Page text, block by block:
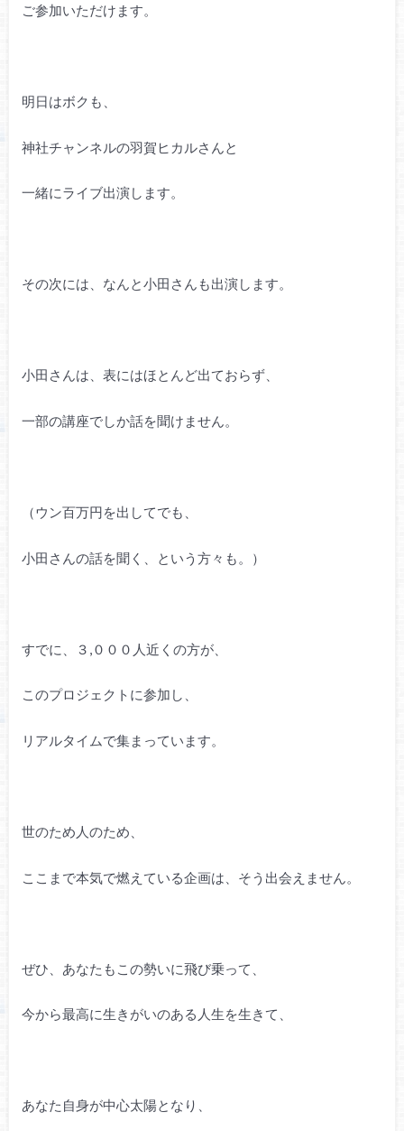
ご参加いただけます。
明日はボクも、
神社チャンネルの羽賀ヒカルさんと
一緒にライブ出演します。
その次には、なんと小田さんも出演します。
小田さんは、表にはほとんど出ておらず、
一部の講座でしか話を聞けません。
（ウン百万円を出してでも、
小田さんの話を聞く、という方々も。）
すでに、３,０００人近くの方が、
このプロジェクトに参加し、
リアルタイムで集まっています。
世のため人のため、
ここまで本気で燃えている企画は、そう出会えません。
ぜひ、あなたもこの勢いに飛び乗って、
今から最高に生きがいのある人生を生きて、
あなた自身が中心太陽となり、